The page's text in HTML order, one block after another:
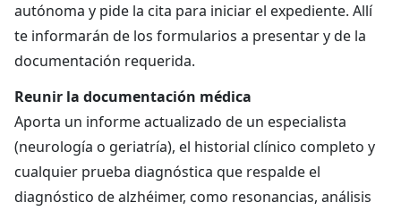
autónoma y pide la cita para iniciar el expediente. Allí
te informarán de los formularios a presentar y de la
documentación requerida.
Reunir la documentación médica
Aporta un informe actualizado de un especialista
(neurología o geriatría), el historial clínico completo y
cualquier prueba diagnóstica que respalde el
diagnóstico de alzhéimer, como resonancias, análisis